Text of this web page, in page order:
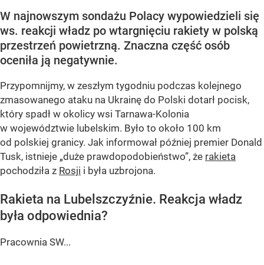
W najnowszym sondażu Polacy wypowiedzieli się
ws. reakcji władz po wtargnięciu rakiety w polską
przestrzeń powietrzną. Znaczna część osób
oceniła ją negatywnie.
Przypomnijmy, w zeszłym tygodniu podczas kolejnego
zmasowanego ataku na Ukrainę do Polski dotarł pocisk,
który spadł w okolicy wsi Tarnawa-Kolonia
w województwie lubelskim. Było to około 100 km
od polskiej granicy. Jak informował później premier Donald
Tusk, istnieje „duże prawdopodobieństwo”, że rakieta
pochodziła z Rosji i była uzbrojona.
Rakieta na Lubelszczyźnie. Reakcja władz
była odpowiednia?
Pracownia SW...